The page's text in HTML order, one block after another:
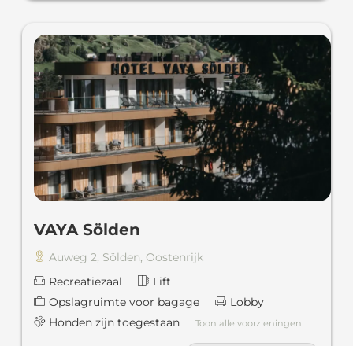
VAYA Sölden
Auweg 2, Sölden, Oostenrijk
Recreatiezaal
Lift
Opslagruimte voor bagage
Lobby
Honden zijn toegestaan
Toon alle voorzieningen